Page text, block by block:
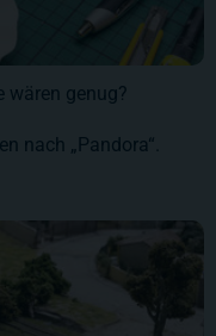
wären genug?
nach „Pandora“.